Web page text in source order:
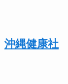
沖縄健康社